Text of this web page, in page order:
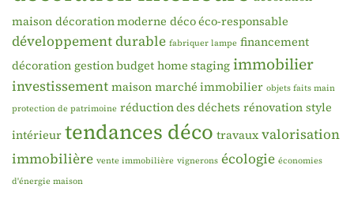
maison décoration moderne déco éco-responsable
développement durable fabriquer lampe financement
décoration gestion budget home staging immobilier
investissement maison marché immobilier objets faits main
protection de patrimoine réduction des déchets rénovation style
intérieur tendances déco travaux valorisation
immobilière vente immobilière vignerons écologie économies
d'énergie maison